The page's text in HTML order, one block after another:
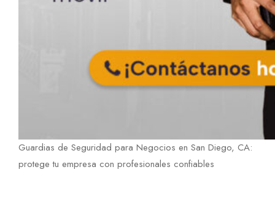
Guardias de Seguridad para Negocios en San Diego, CA:
protege tu empresa con profesionales confiables